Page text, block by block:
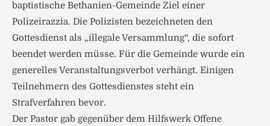
baptistische Bethanien-Gemeinde Ziel einer
Polizeirazzia. Die Polizisten bezeichneten den
Gottesdienst als „illegale Versammlung“, die sofort
beendet werden müsse. Für die Gemeinde wurde ein
generelles Veranstaltungsverbot verhängt. Einigen
Teilnehmern des Gottesdienstes steht ein
Strafverfahren bevor.
Der Pastor gab gegenüber dem Hilfswerk Offene